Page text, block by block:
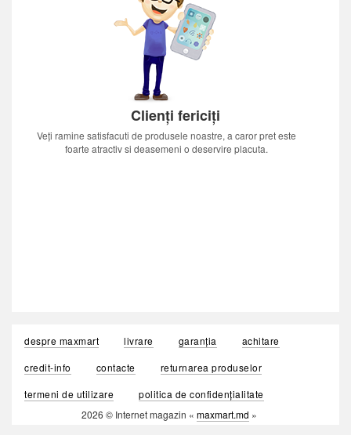
Clienți fericiți
Veți ramine satisfacuti de produsele noastre, a caror pret este
foarte atractiv si deasemeni o deservire placuta.
despre maxmart livrare garanția
achitare
credit-info
contacte
returnarea produselor
termeni de utilizare
politica de confidențialitate
2026 © Internet magazin « maxmart.md »